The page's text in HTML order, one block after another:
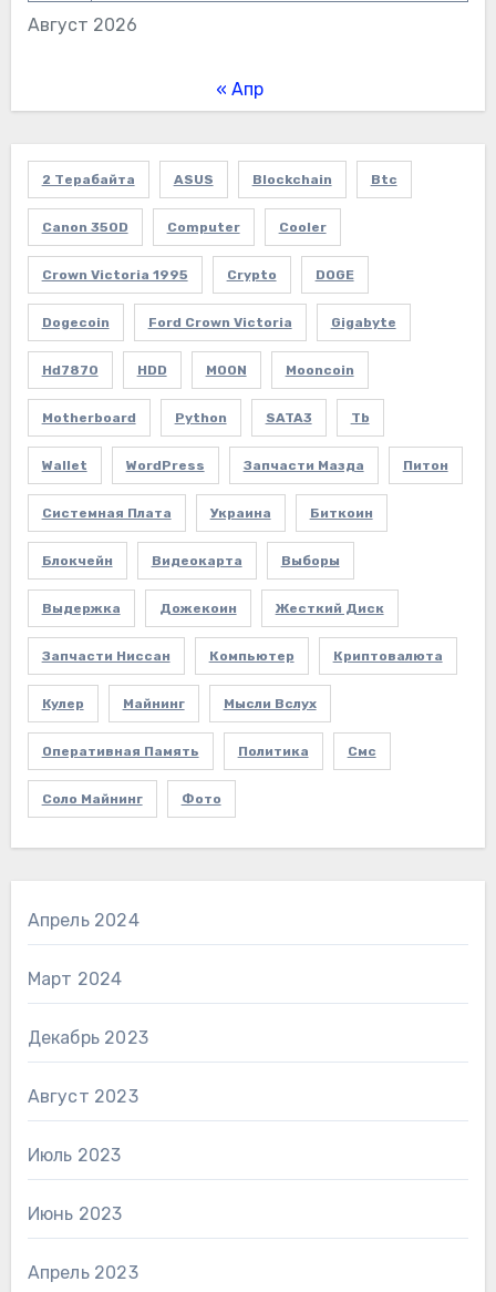
Август 2026
« Апр
2 Терабайта ASUS Blockchain Btc
Canon 350D Computer Cooler
Crown Victoria 1995 Crypto DOGE
Dogecoin Ford Crown Victoria Gigabyte
Hd7870 HDD MOON Mooncoin
Motherboard Python SATA3 Tb
Wallet WordPress Запчасти Мазда Питон
Системная Плата Украина Биткоин
Блокчейн Видеокарта Выборы
Выдержка Дожекоин Жесткий Диск
Запчасти Ниссан Компьютер Криптовалюта
Кулер Майнинг Мысли Вслух
Оперативная Память Политика Смс
Соло Майнинг Фото
Апрель 2024
Март 2024
Декабрь 2023
Август 2023
Июль 2023
Июнь 2023
Апрель 2023